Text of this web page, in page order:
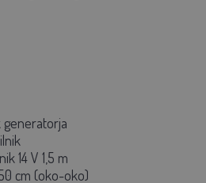
generatorja
14 V 1,5 m
cm (oko-oko)